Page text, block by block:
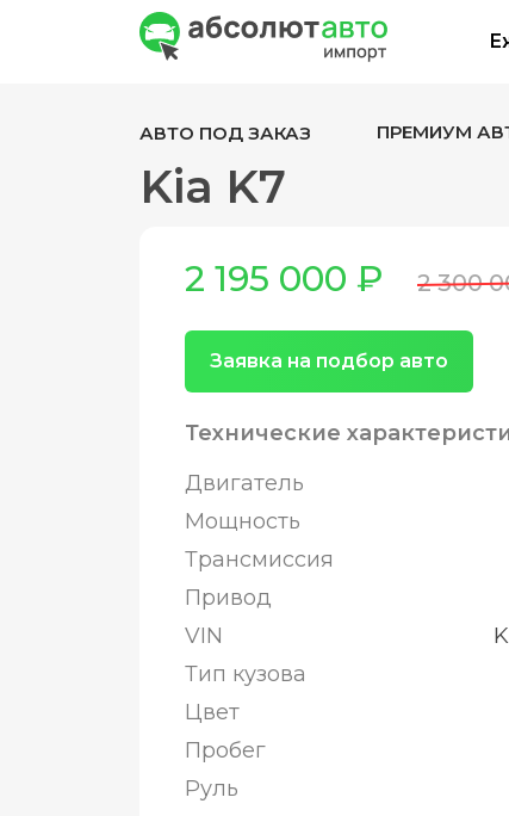
АВТО ПОД ЗАКАЗ ПРЕМИУМ
Kia K7
2 195 000 ₽ 2 300
Заявка на подбор авто
Технические
Двигатель
Мощность
Трансмиссия
Привод
VIN
Тип кузова
Цвет
Пробег
Руль